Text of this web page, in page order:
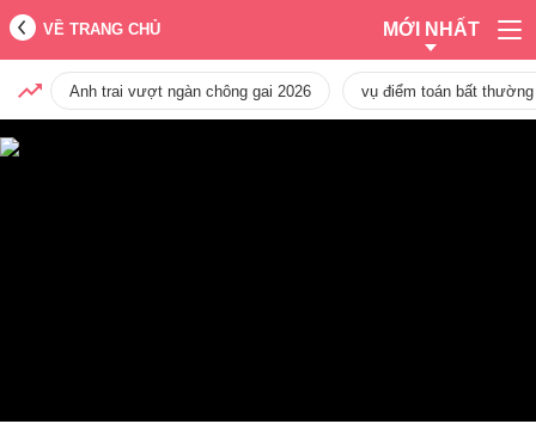
VỀ TRANG CHỦ MỚI NHẤT
Anh trai vượt ngàn chông gai 2026 vụ điểm toán bất